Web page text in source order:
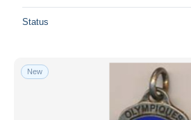
Status
New